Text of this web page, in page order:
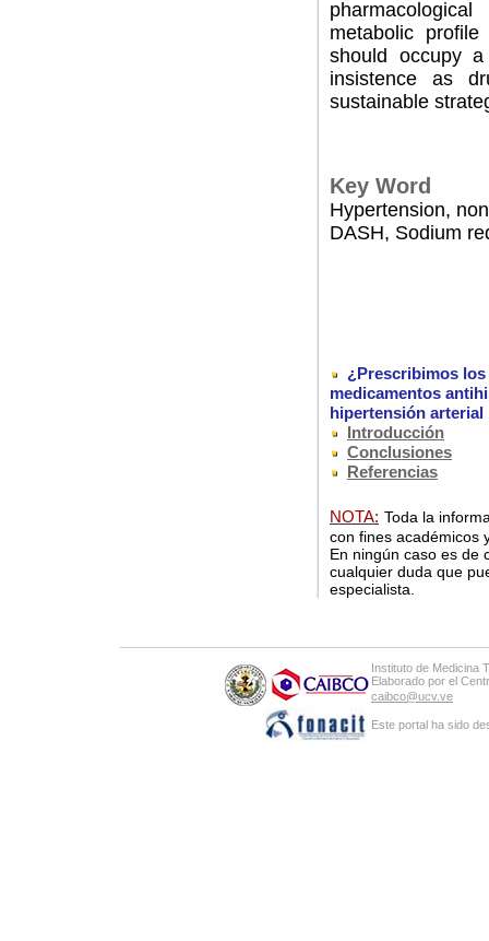
metabolic
should occupy
insistence as
sustainable
Key Word
Hypertension,
DASH, Sodium
¿Prescribimos
medicamentos
hipertensión arterial
Introducción
Conclusiones
Referencias
NOTA: Toda la
con fines académicos
En ningún caso es de
cualquier duda que
especialista.
Instituto de Medicina
Elaborado por el
caibco@ucv.ve
Este portal ha sido